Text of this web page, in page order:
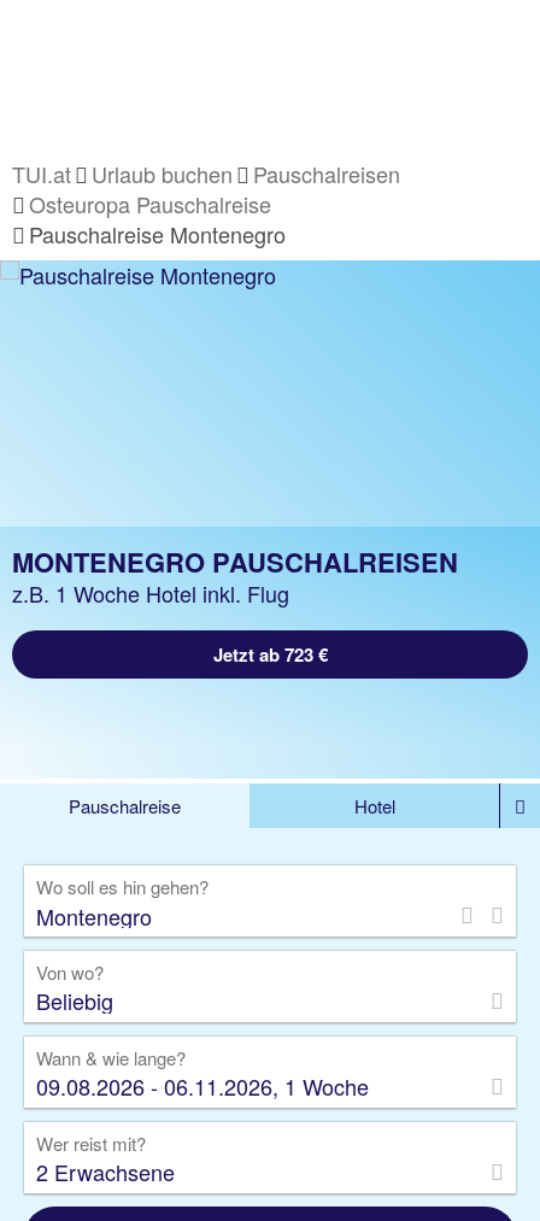
TUI.at Urlaub buchen
Pauschalreisen
Osteuropa Pauschalreise
Pauschalreise Montenegro
MONTENEGRO PAUSCHALREISEN
z.B. 1 Woche Hotel inkl. Flug
Jetzt ab 723 €
Pauschalreise
Hotel
Rundreise
Kreuzfahrt
Gruppenreise
Camper Privattransfer
Wo soll es hin gehen?
Von wo?
Beliebig
Wann & wie lange?
09.08.2026 - 06.11.2026, 1 Woche
Wer reist mit?
2 Erwachsene